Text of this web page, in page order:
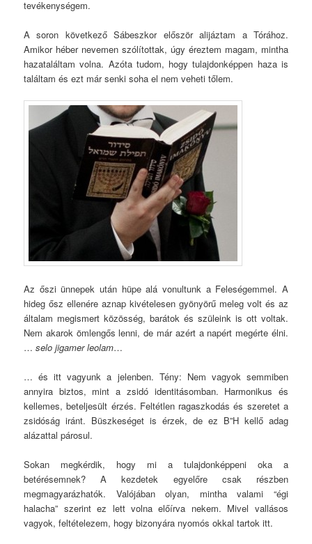
tevékenységem.
A soron következő Sábeszkor először alijáztam a Tórához.
Amikor héber nevemen szólítottak, úgy éreztem magam, mintha
hazataláltam volna. Azóta tudom, hogy tulajdonképpen haza is
találtam és ezt már senki soha el nem veheti tőlem.
Az őszi ünnepek után hüpe alá vonultunk a Feleségemmel. A
hideg ősz ellenére aznap kivételesen gyönyörű meleg volt és az
általam megismert közösség, barátok és szüleink is ott voltak.
Nem akarok ömlengős lenni, de már azért a napért megérte élni.
…selo jigamer leolam…
… és itt vagyunk a jelenben. Tény: Nem vagyok semmiben
annyira biztos, mint a zsidó identitásomban. Harmonikus és
kellemes, beteljesült érzés. Feltétlen ragaszkodás és szeretet a
zsidóság iránt. Büszkeséget is érzek, de ez B”H kellő adag
alázattal párosul.
Sokan megkérdik, hogy mi a tulajdonképpeni oka a
betérésemnek? A kezdetek egyelőre csak részben
megmagyarázhatók. Valójában olyan, mintha valami “égi
halacha” szerint ez lett volna előírva nekem. Mivel vallásos
vagyok, feltételezem, hogy bizonyára nyomós okkal tartok itt.